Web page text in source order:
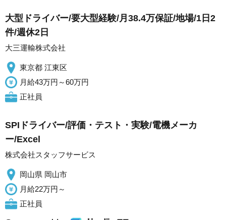
大型ドライバー/要大型経験/月38.4万保証/地場/1日2
件/週休2日
大三運輸株式会社
東京都 江東区
月給43万円～60万円
正社員
SPIドライバー/評価・テスト・実験/電機メーカ
ー/Excel
株式会社スタッフサービス
岡山県 岡山市
月給22万円～
正社員